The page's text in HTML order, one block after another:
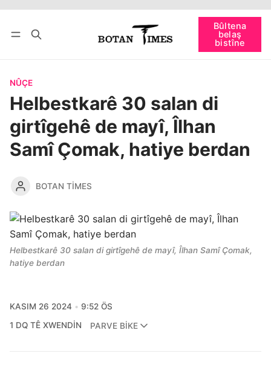
Bûltena
belaş
bistîne
bişopîne
NÛÇE
Helbestkarê 30 salan di
girtîgehê de mayî, Îlhan
Samî Çomak, hatiye berdan
BOTAN TIMES
Helbestkarê 30 salan di girtîgehê de mayî, Îlhan Samî Çomak,
hatiye berdan
KASIM 26 2024
9:52 ÖS
1 DQ TÊ XWENDIN
PARVE BIKE